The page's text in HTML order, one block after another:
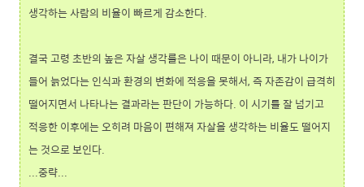
생각하는 사람의 비율이 빠르게 감소한다.
결국 고령 초반의 높은 자살 생각률은 나이 때문이 아니라, 내가 나이가
들어 늙었다는 인식과 환경의 변화에 적응을 못해서, 즉 자존감이 급격히
떨어지면서 나타나는 결과라는 판단이 가능하다. 이 시기를 잘 넘기고
적응한 이후에는 오히려 마음이 편해져 자살을 생각하는 비율도 떨어지
는 것으로 보인다.
...중략...